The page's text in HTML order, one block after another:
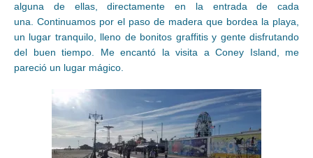
alguna de ellas, directamente en la entrada de cada
una. Continuamos por el paso de madera que bordea la playa,
un lugar tranquilo, lleno de bonitos graffitis y gente disfrutando
del buen tiempo. Me encantó la visita a Coney Island, me
pareció un lugar mágico.